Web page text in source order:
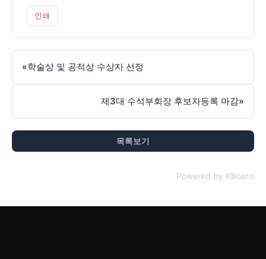
인쇄
«학술상 및 공적상 수상자 선정
제3대 수석부회장 후보자등록 마감»
목록보기
Powered by KBoard